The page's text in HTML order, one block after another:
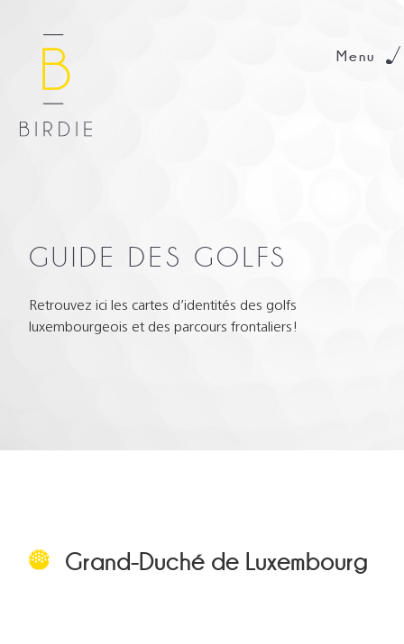
GUIDE DES GOLFS
Retrouvez ici les cartes d’identités des golfs
luxembourgeois et des parcours frontaliers!
Grand-Duché de Luxembourg
Menu